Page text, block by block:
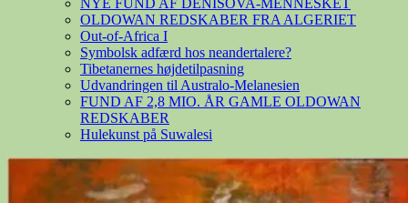
OLDOWAN REDSKABER FRA ALGERIET
Out-of-Africa I
Symbolsk adfærd hos neandertalere?
Tibetanernes højdetilpasning
Udvandringen til Australo-Melanesien
FUND AF 2,8 MIO. ÅR GAMLE OLDOWAN
REDSKABER
Hulekunst på Suwalesi